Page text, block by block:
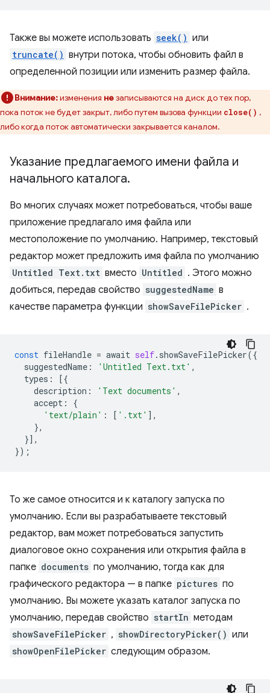
Также вы можете использовать seek() или
truncate() внутри потока, чтобы обновить файл в
определенной позиции или изменить размер файла.
Внимание:изменения незаписываются на диск до тех пор,
пока поток не будет закрыт, либо путем вызова функции close() ,
либо когда поток автоматически закрывается каналом.
Указание предлагаемого имени файла и
начального каталога.
Во многих случаях может потребоваться, чтобы ваше
приложение предлагало имя файла или
местоположение по умолчанию. Например, текстовый
редактор может предложить имя файла по умолчанию
Untitled Text.txt вместо Untitled . Этого можно
добиться, передав свойство suggestedName в
качестве параметра функции showSaveFilePicker .
const fileHandle = await self. showSaveFilePicker({
suggestedName : 'Untitled Text.txt' ,
types :
[{
description : 'Text documents' ,
accept :
{
'text/plain' : [ '.txt' ],
},
}],
});
То же самое относится и к каталогу запуска по
умолчанию. Если вы разрабатываете текстовый
редактор, вам может потребоваться запустить
диалоговое окно сохранения или открытия файла в
папке documents по умолчанию, тогда как для
графического редактора — в папке pictures по
умолчанию. Вы можете указать каталог запуска по
умолчанию, передав свойство startIn методам
showSaveFilePicker , showDirectoryPicker() или
showOpenFilePicker следующим образом.